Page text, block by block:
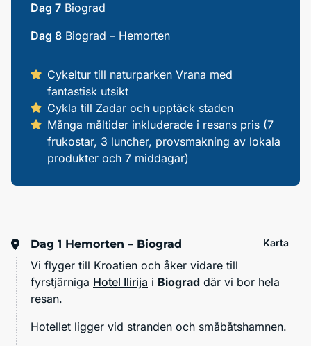
Dag 7 Biograd
Dag 8 Biograd – Hemorten
Cykeltur till naturparken Vrana med
fantastisk utsikt
Cykla till Zadar och upptäck staden
Många måltider inkluderade i resans pris (7
frukostar, 3 luncher, provsmakning av lokala
produkter och 7 middagar)
Dag 1 Hemorten – Biograd Karta
Vi flyger till Kroatien och åker vidare till
fyrstjärniga Hotel Ilirija i Biograd där vi bor hela
resan.
Hotellet ligger vid stranden och småbåtshamnen.